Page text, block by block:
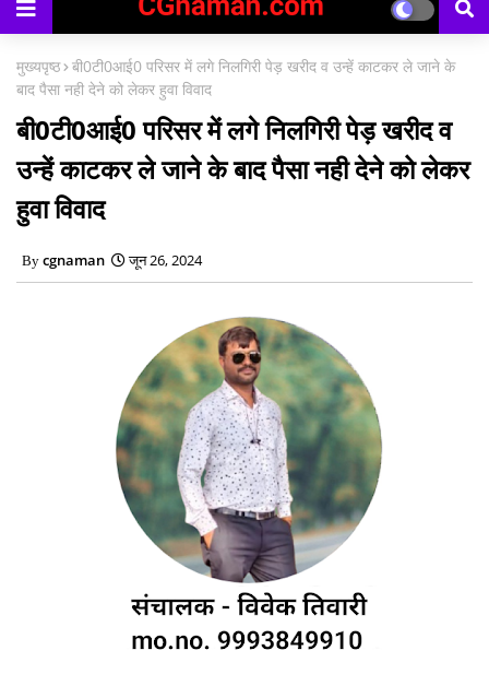
मुख्यपृष्ठ बी0टी0आई0 परिसर में लगे निलगिरी पेड़ खरीद व उन्हें काटकर ले जाने के
बाद पैसा नही देने को लेकर हुवा विवाद
बी0टी0आई0 परिसर में लगे निलगिरी पेड़ खरीद व
उन्हें काटकर ले जाने के बाद पैसा नही देने को लेकर
हुवा विवाद
cgnaman जून 26, 2024